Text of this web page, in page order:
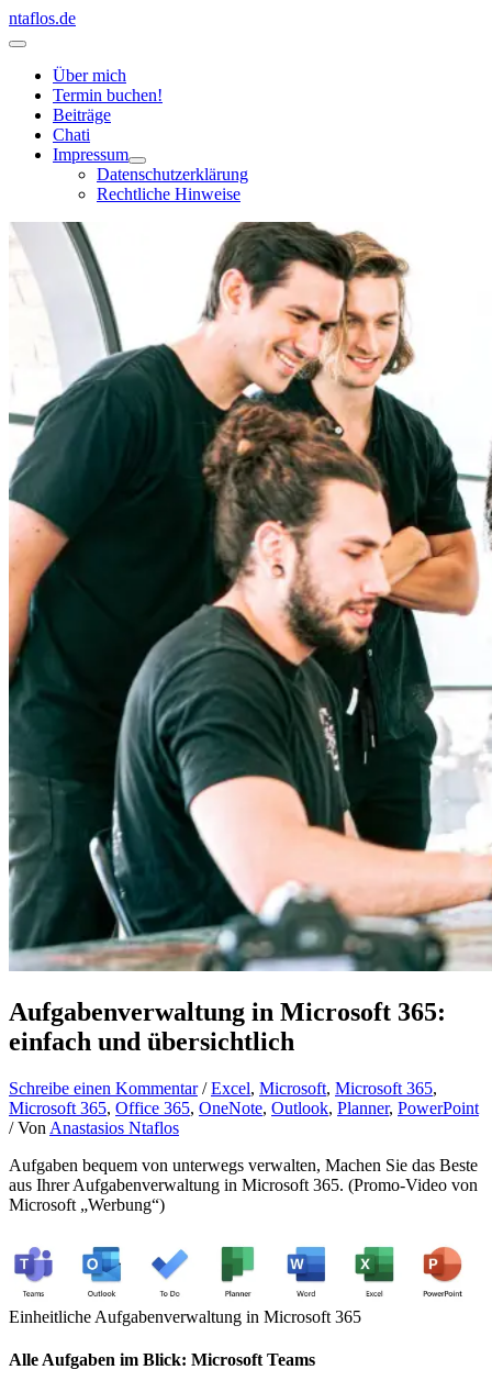
Zum
Inhalt
ntaflos.de
Hauptmenü
Über mich
Termin buchen!
Beiträge
Chati
Impressum
Datenschutzerklärung
Rechtliche Hinweise
Aufgabenverwaltung in Microsoft 365:
einfach und übersichtlich
Schreibe einen Kommentar /Excel, Microsoft, Microsoft 365,
Microsoft 365, Office 365, OneNote, Outlook, Planner, PowerPoint
/ Von Anastasios Ntaflos
Aufgaben bequem von unterwegs verwalten, Machen Sie das Beste
aus Ihrer Aufgabenverwaltung in Microsoft 365. (Promo-Video von
Microsoft „Werbung“)
Einheitliche Aufgabenverwaltung in Microsoft 365
Alle Aufgaben im Blick: Microsoft Teams